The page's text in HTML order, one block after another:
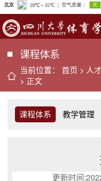
课程体系
当前位置： 首页 > 人
> 正文
课程体系 教学管理
更新时间